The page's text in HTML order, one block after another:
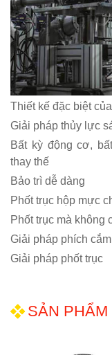
Thiết kế đặc biệt
Giải pháp thủy lực
Bất kỳ động cơ,
thay thế
Bảo trì dễ dàng
Phốt trục hộp mực
Phốt trục mà không
Giải pháp phích
Giải pháp phốt trục
SẢN PHẨM